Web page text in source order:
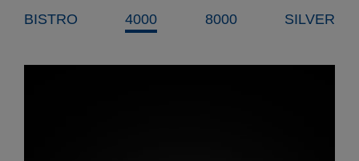
BISTRO 4000 8000 SILVER